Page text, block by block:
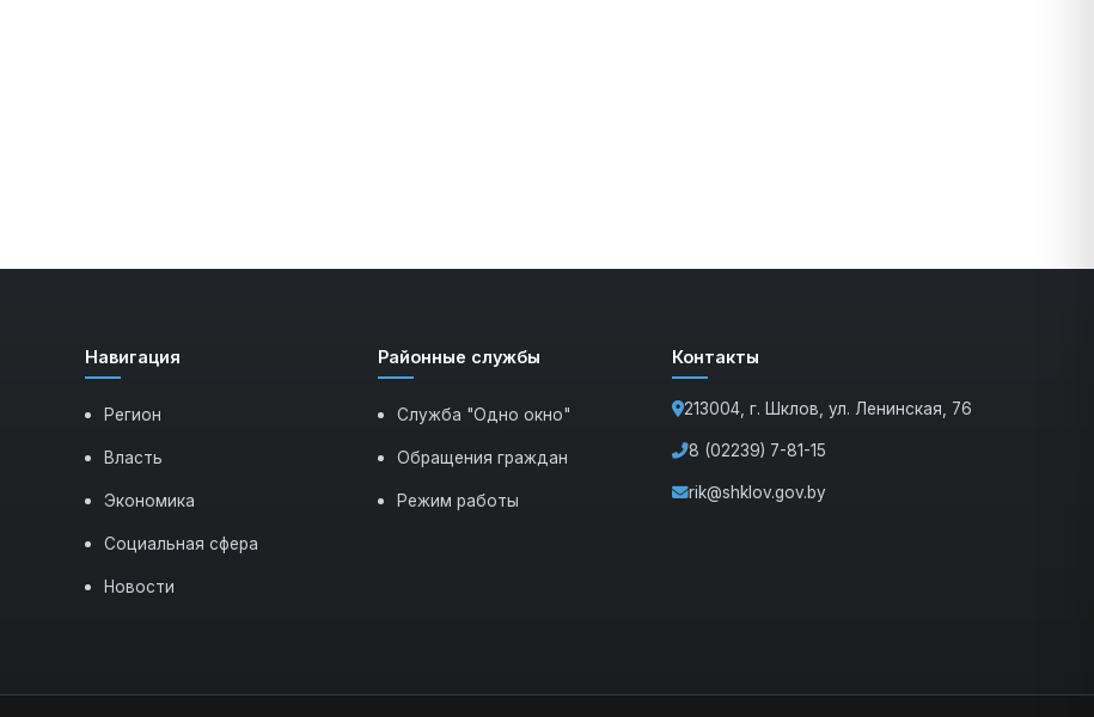
Навигация
Регион
Власть
Экономика
Социальная сфера
Новости
Районные службы
Служба "Одно окно"
Обращения граждан
Режим работы
Контакты
213004, г. Шклов, ул. Ленинская, 76
8 (02239) 7-81-15
rik@shklov.gov.by